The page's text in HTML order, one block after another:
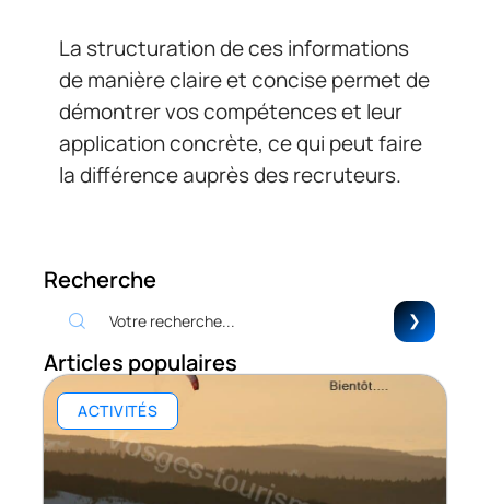
La structuration de ces informations
de manière claire et concise permet de
démontrer vos compétences et leur
application concrète, ce qui peut faire
la différence auprès des recruteurs.
Recherche
Articles populaires
ACTIVITÉS